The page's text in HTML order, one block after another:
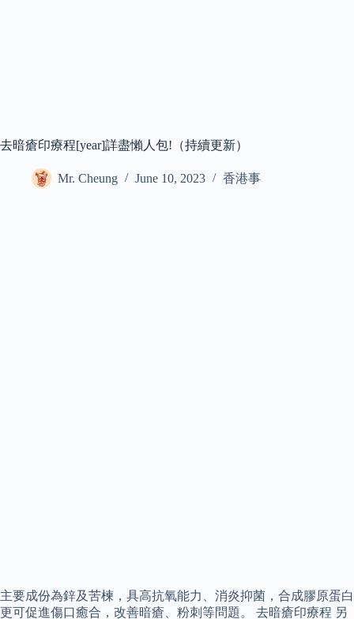
去暗瘡印療程[year]詳盡懶人包!（持續更新）
Mr. Cheung June 10, 2023 香港事
主要成份為鋅及苦楝，具高抗氧能力、消炎抑菌，合成膠原蛋白
更可促進傷口癒合，改善暗瘡、粉刺等問題。 去暗瘡印療程 另